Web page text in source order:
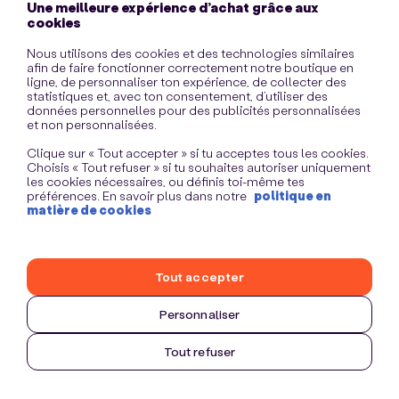
Une meilleure expérience d’achat grâce aux
cookies
Nous utilisons des cookies et des technologies similaires
afin de faire fonctionner correctement notre boutique en
ligne, de personnaliser ton expérience, de collecter des
statistiques et, avec ton consentement, d’utiliser des
données personnelles pour des publicités personnalisées
et non personnalisées.
Clique sur « Tout accepter » si tu acceptes tous les cookies.
Choisis « Tout refuser » si tu souhaites autoriser uniquement
les cookies nécessaires, ou définis toi-même tes
préférences. En savoir plus dans notre politique en
matière de cookies
Personnaliser
Tout refuser
Tout accepter